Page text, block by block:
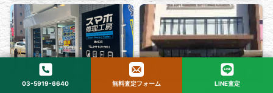
03-5919-6640 無料査定フォーム LINE査定